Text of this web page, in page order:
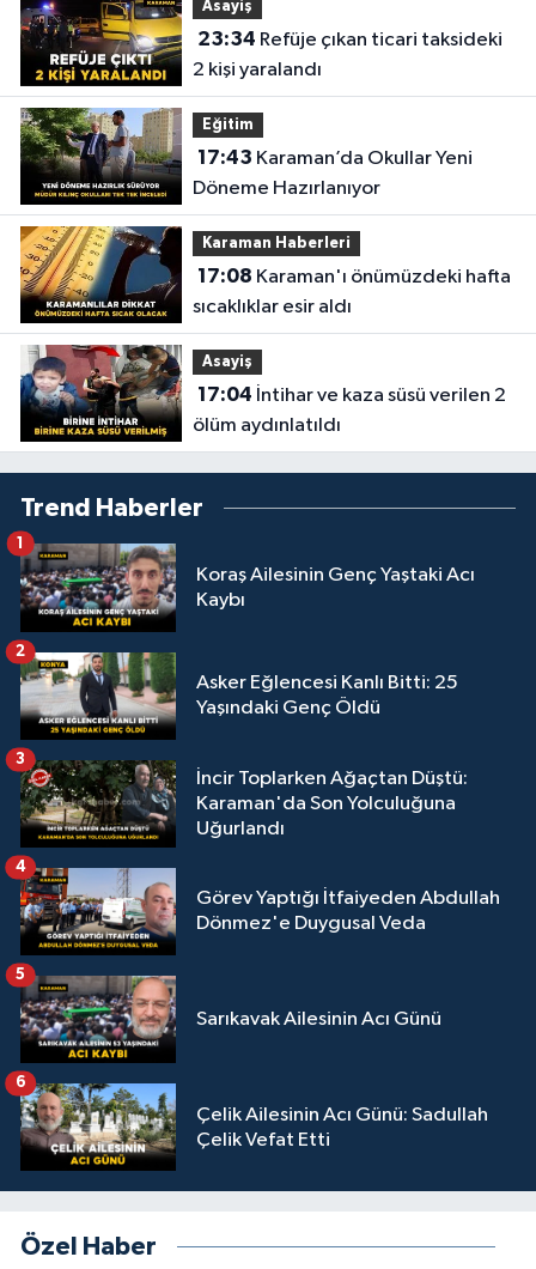
Asayiş
23:34
2 kişi yaralandı
Eğitim
17:43
Döneme Hazırlanıyor
Karaman Haberleri
17:08
sıcaklıklar esir aldı
Asayiş
17:04
ölüm aydınlatıldı
Trend Haberler
Koraş Ailesinin Genç Yaştaki Acı
Kaybı
1
Asker Eğlencesi Kanlı Bitti: 25
Yaşındaki Genç Öldü
2
İncir Toplarken Ağaçtan Düştü:
Karaman'da Son Yolculuğuna
Uğurlandı
3
Görev Yaptığı İtfaiyeden Abdullah
Dönmez'e Duygusal Veda
4
Sarıkavak Ailesinin Acı Günü
5
Çelik Ailesinin Acı Günü: Sadullah
Çelik Vefat Etti
6
Özel Haber